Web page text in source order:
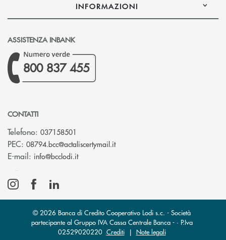
INFORMAZIONI
ASSISTENZA INBANK
800 837 455
CONTATTI
Telefono: 037158501
PEC: 08794.bcc@actaliscertymail.it(si apre l’app di posta
E-mail: info@bcclodi.it(si apre l’app di posta elettronica)
© 2026 Banca di Credito Cooperativo Lodi s.c. - Società
partecipante al Gruppo IVA Cassa Centrale Banca - · P.Iva
02529020220 Crediti| Note legali